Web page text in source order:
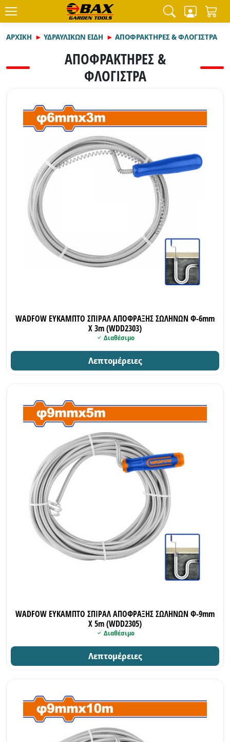
ΑΡΧΙΚΉ ΥΔΡΑΥΛΙΚΩΝ ΕΙΔΗ ΑΠΟΦΡΑΚΤΗΡΕΣ & ΦΛΟΓΙΣΤΡΑ
ΑΠΟΦΡΑΚΤΗΡΕΣ &
ΦΛΟΓΙΣΤΡΑ
WADFOW ΕΥΚΑΜΠΤΟ ΣΠΙΡΑΛ ΑΠΟΦΡΑΞΗΣ ΣΩΛΗΝΩΝ Φ-6mm
X 3m (WDD2303)
Διαθέσιμο
Λεπτομέρειες
WADFOW ΕΥΚΑΜΠΤΟ ΣΠΙΡΑΛ ΑΠΟΦΡΑΞΗΣ ΣΩΛΗΝΩΝ Φ-9mm
X 5m (WDD2305)
Διαθέσιμο
Λεπτομέρειες